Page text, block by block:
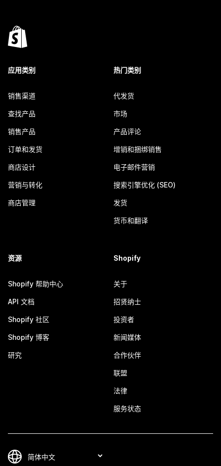
应用类别
销售渠道
查找产品
销售产品
订单和发货
商店设计
营销与转化
商店管理
热门类别
代发货
市场
产品评论
增销和捆绑销售
电子邮件营销
搜索引擎优化 (SEO)
发货
货币和翻译
资源
Shopify 帮助中心
API 文档
Shopify 社区
Shopify 博客
研究
Shopify
关于
招贤纳士
投资者
新闻媒体
合作伙伴
联盟
法律
服务状态